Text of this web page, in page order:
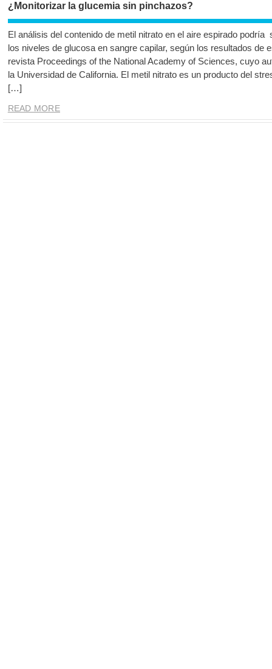
¿Monitorizar la glucemia sin pinchazos?
El análisis del contenido de metil nitrato en el aire espirado
los niveles de glucosa en sangre capilar, según los resultados de
revista Proceedings of the National Academy of Sciences, cuyo
la Universidad de California. El metil nitrato es un producto del
[…]
READ MORE